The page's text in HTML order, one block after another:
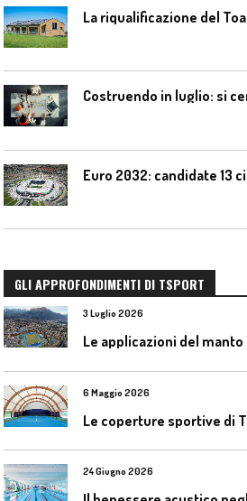
La riqualificazione del
Costruendo in luglio: si
Euro 2032: candidate 13
GLI APPROFONDIMENTI DI TSPORT
3 Luglio 2026
6 Maggio 2026
Le coperture sportive di
24 Giugno 2026